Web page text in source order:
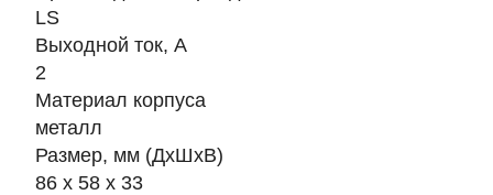
LS
Выходной ток, А
2
Материал корпуса
металл
Размер, мм (ДхШхВ)
86 х 58 х 33